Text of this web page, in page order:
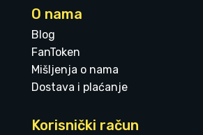
O nama
Blog
FanToken
Mišljenja o nama
Dostava i plaćanje
Korisnički račun